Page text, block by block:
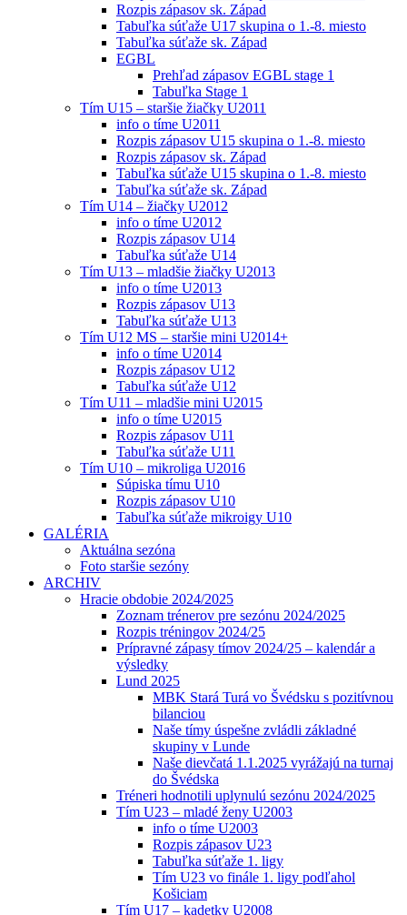
Rozpis zápasov sk. Západ
Tabuľka súťaže U17 skupina o 1.-8. miesto
Tabuľka súťaže sk. Západ
EGBL
Prehľad zápasov EGBL stage 1
Tabuľka Stage 1
Tím U15 – staršie žiačky U2011
info o tíme U2011
Rozpis zápasov U15 skupina o 1.-8. miesto
Rozpis zápasov sk. Západ
Tabuľka súťaže U15 skupina o 1.-8. miesto
Tabuľka súťaže sk. Západ
Tím U14 – žiačky U2012
info o tíme U2012
Rozpis zápasov U14
Tabuľka súťaže U14
Tím U13 – mladšie žiačky U2013
info o tíme U2013
Rozpis zápasov U13
Tabuľka súťaže U13
Tím U12 MS – staršie mini U2014+
info o tíme U2014
Rozpis zápasov U12
Tabuľka súťaže U12
Tím U11 – mladšie mini U2015
info o tíme U2015
Rozpis zápasov U11
Tabuľka súťaže U11
Tím U10 – mikroliga U2016
Súpiska tímu U10
Rozpis zápasov U10
Tabuľka súťaže mikroigy U10
GALÉRIA
Aktuálna sezóna
Foto staršie sezóny
ARCHIV
Hracie obdobie 2024/2025
Zoznam trénerov pre sezónu 2024/2025
Rozpis tréningov 2024/25
Prípravné zápasy tímov 2024/25 – kalendár a
výsledky
Lund 2025
MBK Stará Turá vo Švédsku s pozitívnou
bilanciou
Naše tímy úspešne zvládli základné
skupiny v Lunde
Naše dievčatá 1.1.2025 vyrážajú na turnaj
do Švédska
Tréneri hodnotili uplynulú sezónu 2024/2025
Tím U23 – mladé ženy U2003
info o tíme U2003
Rozpis zápasov U23
Tabuľka súťaže 1. ligy
Tím U23 vo finále 1. ligy podľahol
Košiciam
Tím U17 – kadetky U2008